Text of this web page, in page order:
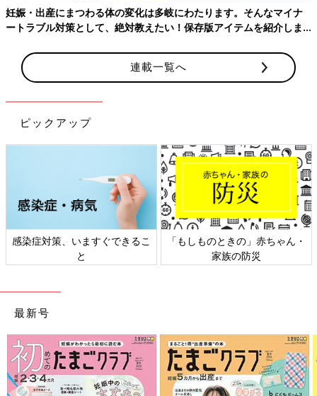
＜Amazonで詳細を見る＞
Amazonで見る
「お母さんかわい
手!? ～夫婦のじかん
一覧
次の話
親の変装は息子にバレ
妊娠・出産にまつわる体の変化は多岐にわたります。そんなマイナ
ートラブル対策として、絶対教えたい！保存版アイテムを紹介しま
連載一覧へ
ピックアップ
感染症対策、いますぐできるこ
と
「もしものときの」赤ちゃん・
家族の防災
最新号